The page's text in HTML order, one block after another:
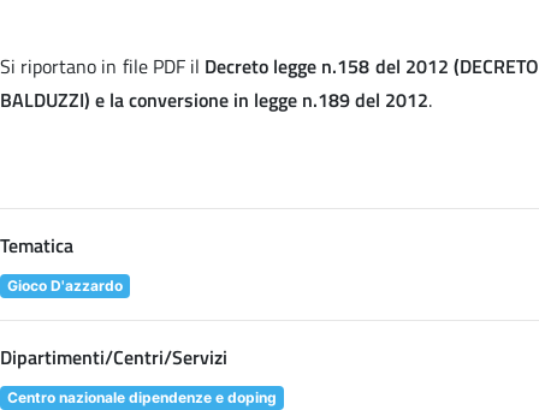
Si riportano in file PDF il Decreto legge n.158 del 2012 (DECRETO
BALDUZZI) e la conversione in legge n.189 del 2012.
Tematica
Gioco D'azzardo
Dipartimenti/Centri/Servizi
Centro nazionale dipendenze e doping